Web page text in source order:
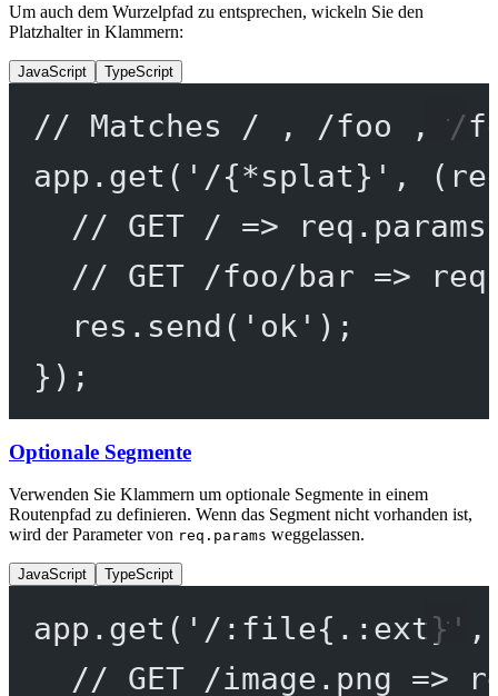
Um auch dem Wurzelpfad zu entsprechen, wickeln Sie den
Platzhalter in Klammern:
JavaScript TypeScript
// Matches / , /foo , /
app. get ( '/{*splat}' , (
// GET / =>
// GET /foo/bar =>
res. send ( 'ok' );
});
Optionale Segmente
Verwenden Sie Klammern um optionale Segmente in einem
Routenpfad zu definieren. Wenn das Segment nicht vorhanden ist,
wird der Parameter von req.params weggelassen.
JavaScript TypeScript
app. get ( '/:file{.:ext}' ,
// GET /image.png